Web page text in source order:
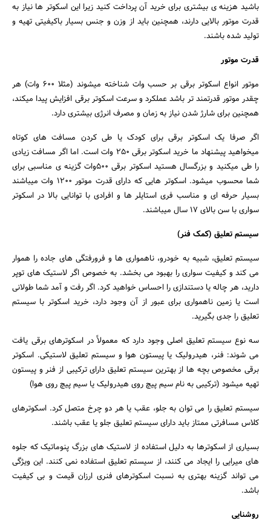
باشید هزینه ی بیشتری برای خرید آن پرداخت کنید زیرا این اسکوتر ها نیاز به
قدرت موتور بالایی دارند، همچنین باید از وزن و جنس بسیار باکیفیتی تهیه و
تولید شده باشند.
قدرت موتور
موتور انواع اسکوتر برقی بر حسب وات شناخته میشوند (مثلا ۶۰۰ وات) هر
چقدر موتور قدرتمند تر باشد عملکرد و سرعت اسکوتر برقی افزایش پیدا میکند،
همچنین برای شارژ شدن نیاز به زمان و مصرف انرژی بیشتری دارد.
اگر صرفا یک اسکوتر برقی برای کودک یا طی کردن مسافت های کوتاه
میخواهید پیشنهاد ما خرید اسکوتر برقی ۲۵۰ وات است. اما اگر مسافت زیادی
را طی میکنید و بزرگسال هستید اسکوتر برقی ۵۰۰وات گزینه ی مناسبی برای
شما محسوب میشود. اسکوتر هایی که دارای قدرت موتور ۱۲۰۰ وات میباشند
بسیار حرفه ای و مناسب فری استایلر ها و افرادی با توانایی بالا در اسکوتر
سواری با سن بالای ۱۷ سال میباشند.
سیستم تعلیق (کمک فنر)
سیستم تعلیق، شبیه به خودرو، ناهمواری ها و فرورفتگی های جاده را هموار
می کند و کیفیت سواری را بهبود می بخشد. به خصوص اگر لاستیک های توپر
دارید، هر چاله یا دستندازی را احساس خواهید کرد. اگر رفت و آمد شما طولانی
است یا زمین ناهمواری برای عبور از آن وجود دارد، خرید اسکوتر با سیستم
تعلیق را جدی بگیرید.
سه نوع سیستم تعلیق اصلی وجود دارد که معمولاً در اسکوترهای برقی یافت
می شوند: فنر، هیدرولیک یا پیستون هوا و سیستم تعلیق لاستیکی. اسکوتر
برقی مخصوص بچه ها از بهترین سیستم تعلیق دارای ترکیبی از فنر و پیستون
تهیه میشود (ترکیبی به نام سیم پیچ روی هیدرولیک یا سیم پیچ روی هوا)
سیستم تعلیق را می توان به جلو، عقب یا هر دو چرخ متصل کرد. اسکوترهای
کلاس مسافرتی ممتاز باید دارای سیستم تعلیق جلو یا عقب باشند.
بسیاری از اسکوترها به دلیل استفاده از لاستیک های بزرگ پنوماتیک که جلوه
های میرایی را ایجاد می کنند، از سیستم تعلیق استفاده نمی کنند. این ویژگی
می تواند گزینه بهتری به نسبت اسکوترهای فنری ارزان قیمت و بی کیفیت
باشد.
روشنایی